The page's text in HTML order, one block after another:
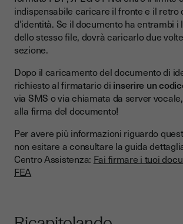
indispensabile caricare il fronte e il retro
d'identità. Se il documento ha entrambi i
dello stesso file, dovrà caricarlo due
sezione.
Dopo il caricamento del documento di
richiesto al firmatario di inserire un
via SMS o via chiamata da server
alla firma del documento!
Per avere più informazioni riguardo
non esitare a consultare la guida
Centro Assistenza: Fai firmare i tuoi
FEA